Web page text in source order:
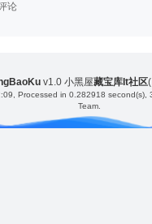
论
v1.0 小黑屋藏宝库It社区(
, Processed in 0.282918 second(s),
Team.